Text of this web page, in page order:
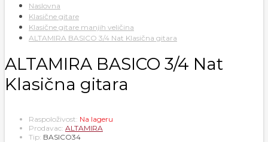
Naslovna
Klasične gitare
Klasične gitare manjih veličina
ALTAMIRA BASICO 3/4 Nat Klasična gitara
ALTAMIRA BASICO 3/4 Nat
Klasična gitara
Raspoloživost: Na lageru
Prodavac: ALTAMIRA
Tip: BASICO34